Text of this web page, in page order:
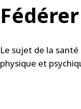
Le sujet de la
physique et